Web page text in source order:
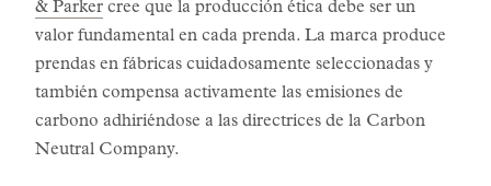
& Parker cree que la producción ética debe ser un
valor fundamental en cada prenda. La marca produce
prendas en fábricas cuidadosamente seleccionadas y
también compensa activamente las emisiones de
carbono adhiriéndose a las directrices de la Carbon
Neutral Company.